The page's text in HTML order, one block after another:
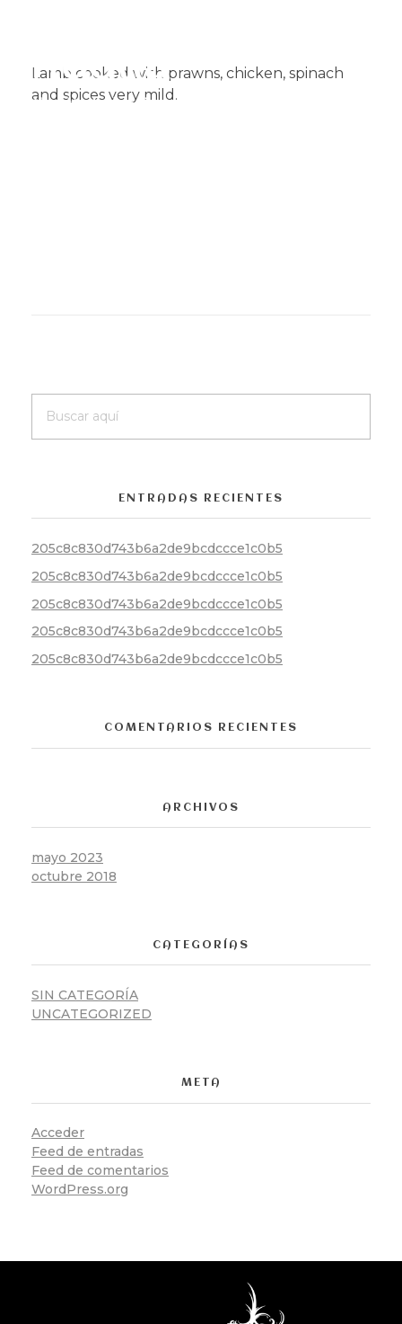
Lamb cooked with prawns, chicken, spinach
and spices very mild.​
ENTRADAS RECIENTES
205c8c830d743b6a2de9bcdccce1c0b5
205c8c830d743b6a2de9bcdccce1c0b5
205c8c830d743b6a2de9bcdccce1c0b5
205c8c830d743b6a2de9bcdccce1c0b5
205c8c830d743b6a2de9bcdccce1c0b5
COMENTARIOS RECIENTES
ARCHIVOS
mayo 2023
octubre 2018
CATEGORÍAS
SIN CATEGORÍA
UNCATEGORIZED
META
Acceder
Feed de entradas
Feed de comentarios
WordPress.org